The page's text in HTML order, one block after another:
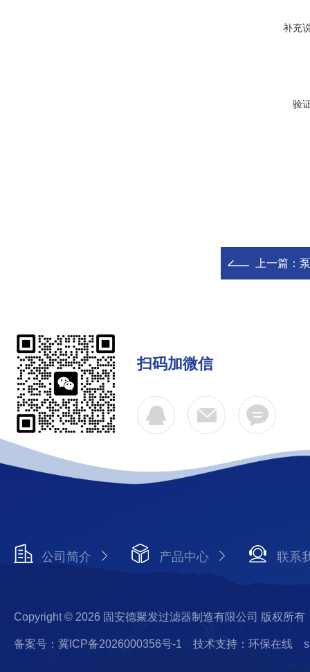
补充
验
上一篇： 泵
扫码加微信
公司简介 产品中心 联系
Copyright © 2026 固安德聚发过滤器制造有限公司 版权所有
备案号：冀ICP备2026000356号-1 技术支持：环保在线